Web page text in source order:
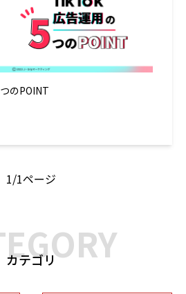
のPOINT
1/1ページ
カテゴリ